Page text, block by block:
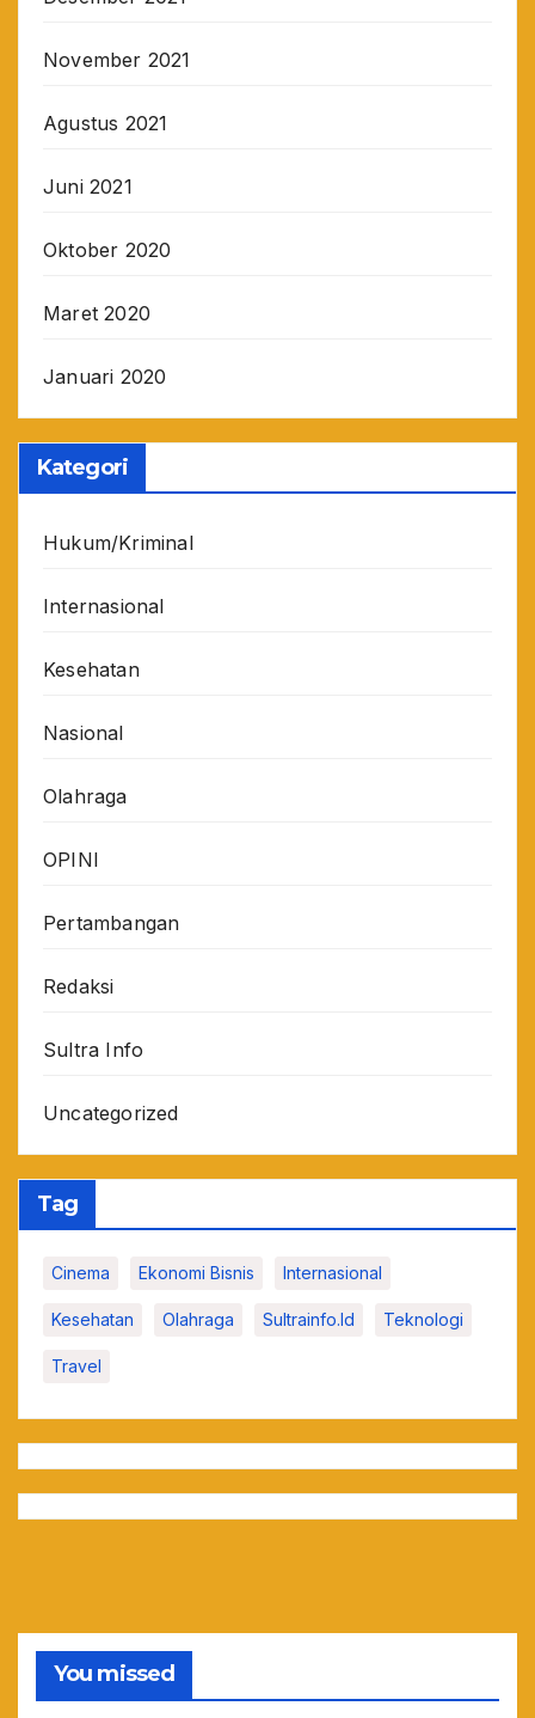
November 2021
Agustus 2021
Juni 2021
Oktober 2020
Maret 2020
Januari 2020
Kategori
Hukum/Kriminal
Internasional
Kesehatan
Nasional
Olahraga
OPINI
Pertambangan
Redaksi
Sultra Info
Uncategorized
Tag
Cinema Ekonomi Bisnis Internasional
Kesehatan Olahraga Sultrainfo.id Teknologi
Travel
You missed